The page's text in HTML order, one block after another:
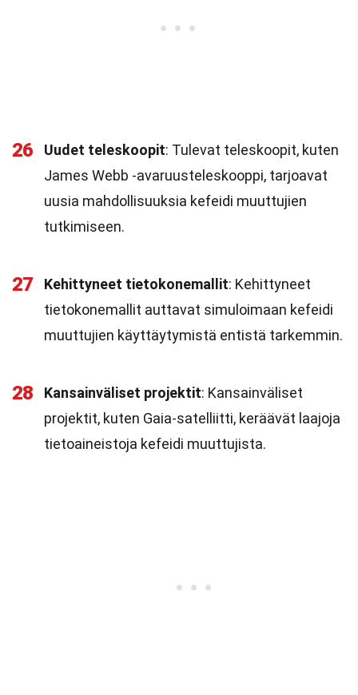
26 Uudet teleskoopit: Tulevat teleskoopit, kuten
James Webb -avaruusteleskooppi, tarjoavat
uusia mahdollisuuksia kefeidi muuttujien
tutkimiseen.
27 Kehittyneet tietokonemallit: Kehittyneet
tietokonemallit auttavat simuloimaan kefeidi
muuttujien käyttäytymistä entistä tarkemmin.
28 Kansainväliset projektit: Kansainväliset
projektit, kuten Gaia-satelliitti, keräävät laajoja
tietoaineistoja kefeidi muuttujista.